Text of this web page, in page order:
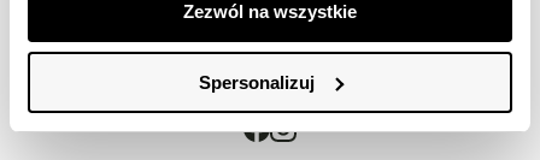
Zezwól na wszystkie
Spersonalizuj
Znajdź nas